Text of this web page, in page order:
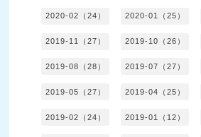
2020-02（24） 2020-01（25）
2019-11（27） 2019-10（26）
2019-08（28） 2019-07（27）
2019-05（27） 2019-04（25）
2019-02（24） 2019-01（12）